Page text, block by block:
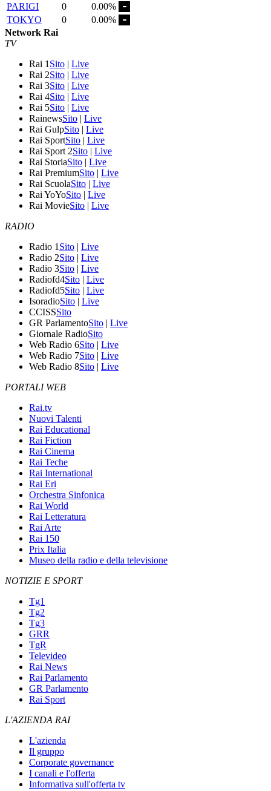
PARIGI
0
0.00%
TOKYO
0
0.00%
Network Rai
TV
Rai 1 Sito | Live
Rai 2Sito | Live
Rai 3Sito | Live
Rai 4Sito | Live
Rai 5Sito | Live
RainewsSito | Live
Rai GulpSito | Live
Rai SportSito | Live
Rai Sport 2Sito | Live
Rai StoriaSito | Live
Rai PremiumSito | Live
Rai ScuolaSito | Live
Rai YoYoSito | Live
Rai MovieSito | Live
RADIO
Radio 1 Sito | Live
Radio 2Sito | Live
Radio 3Sito | Live
Radiofd4Sito | Live
Radiofd5Sito | Live
IsoradioSito | Live
CCISSSito
GR ParlamentoSito | Live
Giornale RadioSito
Web Radio 6Sito | Live
Web Radio 7Sito | Live
Web Radio 8Sito | Live
PORTALI WEB
Rai.tv
Nuovi Talenti
Rai Educational
Rai Fiction
Rai Cinema
Rai Teche
Rai International
Rai Eri
Orchestra Sinfonica
Rai World
Rai Letteratura
Rai Arte
Rai 150
Prix Italia
Museo della radio e della televisione
NOTIZIE E SPORT
Tg1
Tg2
Tg3
GRR
TgR
Televideo
Rai News
Rai Parlamento
GR Parlamento
Rai Sport
L'AZIENDA RAI
L'azienda
Il gruppo
Corporate governance
I canali e l'offerta
Informativa sull'offerta tv